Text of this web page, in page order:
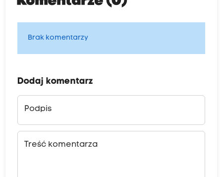
Brak komentarzy
Dodaj komentarz
Podpis
Treść komentarza